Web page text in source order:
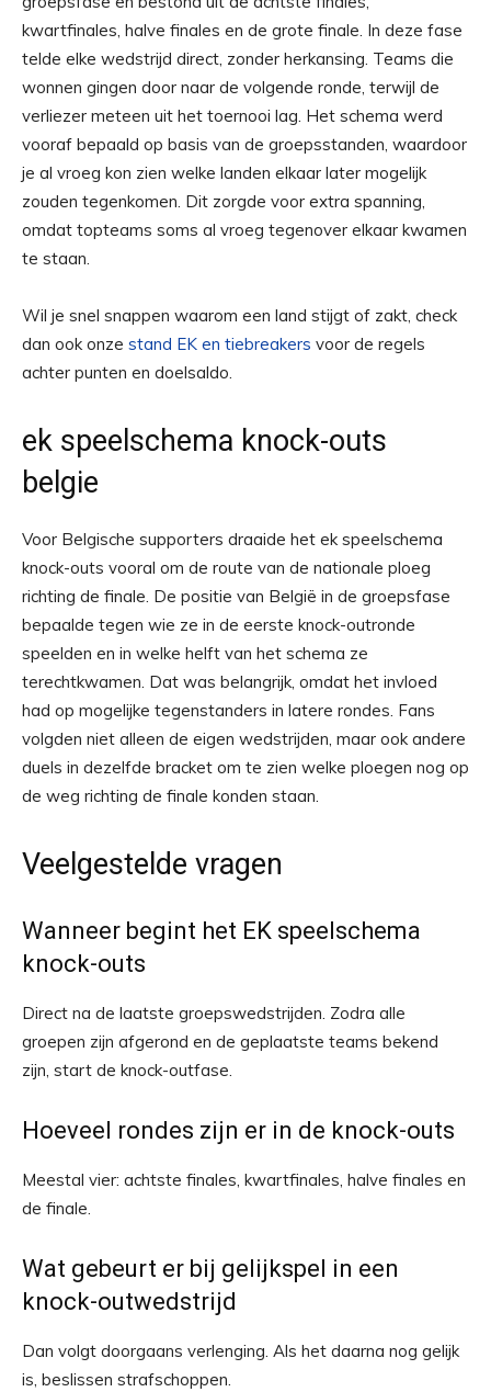
kwartfinales, halve finales en de grote finale. In deze fase
telde elke wedstrijd direct, zonder herkansing. Teams die
wonnen gingen door naar de volgende ronde, terwijl de
verliezer meteen uit het toernooi lag. Het schema werd
vooraf bepaald op basis van de groepsstanden, waardoor
je al vroeg kon zien welke landen elkaar later mogelijk
zouden tegenkomen. Dit zorgde voor extra spanning,
omdat topteams soms al vroeg tegenover elkaar kwamen
te staan.
Wil je snel snappen waarom een land stijgt of zakt, check
dan ook onze stand EK en tiebreakers voor de regels
achter punten en doelsaldo.
ek speelschema knock-outs
belgie
Voor Belgische supporters draaide het ek speelschema
knock-outs vooral om de route van de nationale ploeg
richting de finale. De positie van België in de groepsfase
bepaalde tegen wie ze in de eerste knock-outronde
speelden en in welke helft van het schema ze
terechtkwamen. Dat was belangrijk, omdat het invloed
had op mogelijke tegenstanders in latere rondes. Fans
volgden niet alleen de eigen wedstrijden, maar ook andere
duels in dezelfde bracket om te zien welke ploegen nog op
de weg richting de finale konden staan.
Veelgestelde vragen
Wanneer begint het EK speelschema
knock-outs
Direct na de laatste groepswedstrijden. Zodra alle
groepen zijn afgerond en de geplaatste teams bekend
zijn, start de knock-outfase.
Hoeveel rondes zijn er in de knock-outs
Meestal vier: achtste finales, kwartfinales, halve finales en
de finale.
Wat gebeurt er bij gelijkspel in een
knock-outwedstrijd
Dan volgt doorgaans verlenging. Als het daarna nog gelijk
is, beslissen strafschoppen.